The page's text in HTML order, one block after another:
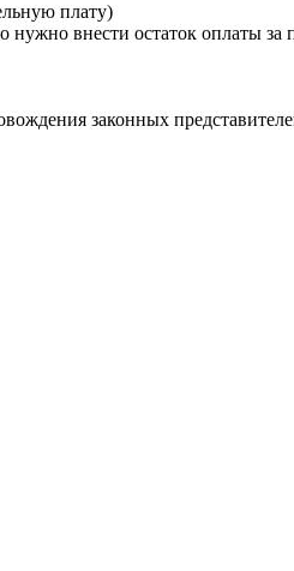
плату)
нужно внести остаток оплаты
законных